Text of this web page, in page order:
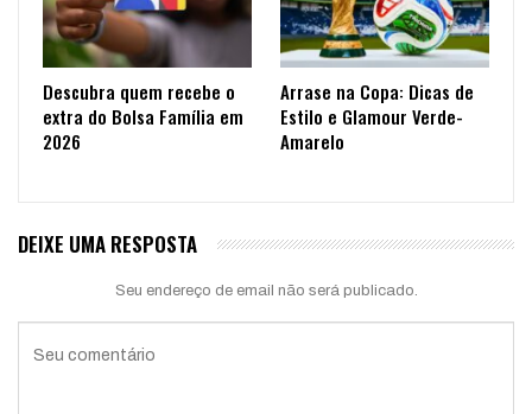
Descubra quem recebe o
extra do Bolsa Família em
2026
Arrase na Copa: Dicas de
Estilo e Glamour Verde-
Amarelo
DEIXE UMA RESPOSTA
Seu endereço de email não será publicado.